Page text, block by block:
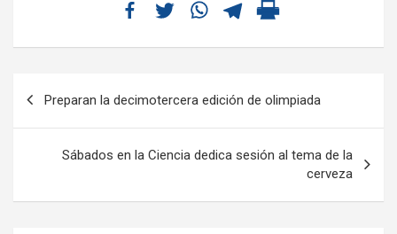
Preparan la decimotercera edición de olimpiada
Sábados en la Ciencia dedica sesión al tema de la
cerveza